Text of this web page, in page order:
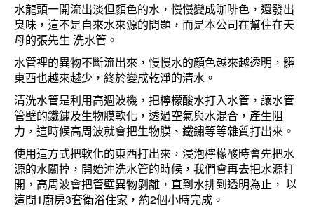
水龍頭一開流出淡但顏色的水，慢慢變成咖啡色，還發出
臭味，這不是自來水來源的問題，而是本公司在幫住在天
母的張先生 洗水管。
水管裡的異物不斷流出來，慢慢水的顏色越來越透明，髒
東西也越來越少，終於變成乾淨的清水。
清洗水管是利用高週波機，把檸檬酸水打入水管，讓水管
管壁的鐵鏽及生物膜軟化，透過空氣與水混合，產生阻
力，這時候高周波就會把生物膜、鐵鏽等等雜質打出來。
使用這方式把軟化的東西打出來，浸泡檸檬酸時會先把水
源的水關掉，開始沖洗水管的時候，我們會再去把水源打
開，高周波會把管壁異物剝離，直到水排到透明為止， 以
這間1廚房3套衛浴住家，約2個小時完成。